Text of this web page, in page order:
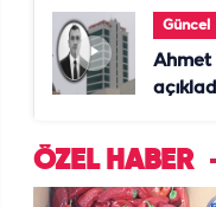
Güncel
Ahmet
ÖZEL HABER